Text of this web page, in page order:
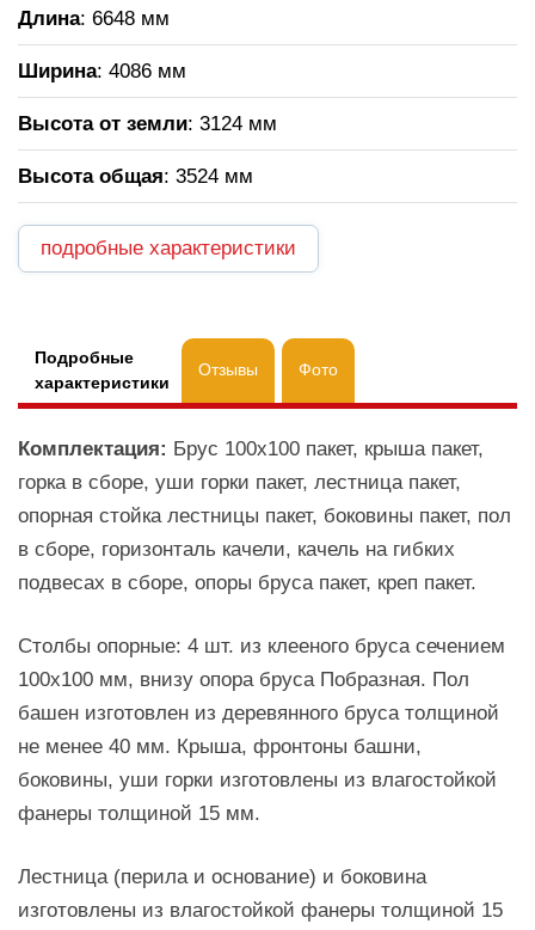
Длина: 6648 мм
Ширина: 4086 мм
Высота от земли: 3124 мм
Высота общая: 3524 мм
подробные характеристики
Подробные
характеристики
Отзывы Фото
Комплектация: Брус 100х100 пакет, крыша пакет,
горка в сборе, уши горки пакет, лестница пакет,
опорная стойка лестницы пакет, боковины пакет, пол
в сборе, горизонталь качели, качель на гибких
подвесах в сборе, опоры бруса пакет, креп пакет.
Столбы опорные: 4 шт. из клееного бруса сечением
100х100 мм, внизу опора бруса Побразная. Пол
башен изготовлен из деревянного бруса толщиной
не менее 40 мм. Крыша, фронтоны башни,
боковины, уши горки изготовлены из влагостойкой
фанеры толщиной 15 мм.
Лестница (перила и основание) и боковина
изготовлены из влагостойкой фанеры толщиной 15